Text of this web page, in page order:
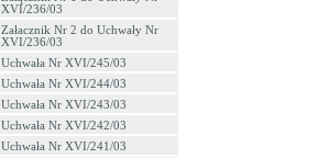
XVI/236/03
Załacznik Nr 2 do Uchwały Nr
XVI/236/03
Uchwała Nr XVI/245/03
Uchwała Nr XVI/244/03
Uchwała Nr XVI/243/03
Uchwała Nr XVI/242/03
Uchwała Nr XVI/241/03